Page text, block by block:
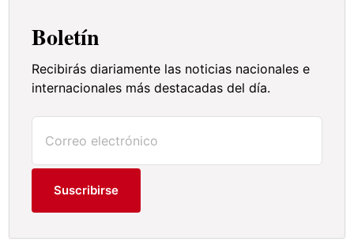
Boletín
Recibirás diariamente las noticias nacionales e
internacionales más destacadas del día.
Suscribirse